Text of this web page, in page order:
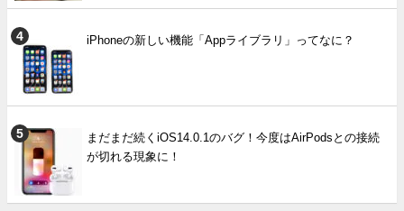
iPhoneの新しい機能「Appライブラリ」ってなに？
まだまだ続くiOS14.0.1のバグ！今度はAirPodsとの接続
が切れる現象に！